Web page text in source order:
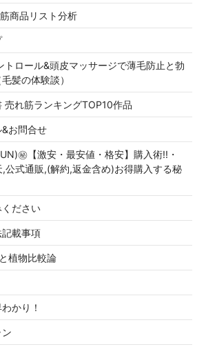
商品リスト分析
トロール&頭皮マッサージで薄毛防止と勃
髪の体験談）
売れ筋ランキングTOP10作品
お問合せ
㊙【激安・最安値・格安】購入術!!・
公式通販,(解約,返金含め)お得購入する秘
ださい
載事項
植物比較論
かり！